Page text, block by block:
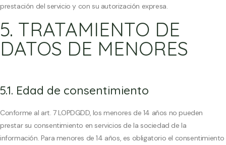
prestación del servicio y con su autorización expresa.
5. TRATAMIENTO DE
DATOS DE MENORES
5.1. Edad de consentimiento
Conforme al art. 7 LOPDGDD, los menores de 14 años no pueden
prestar su consentimiento en servicios de la sociedad de la
información. Para menores de 14 años, es obligatorio el consentimiento